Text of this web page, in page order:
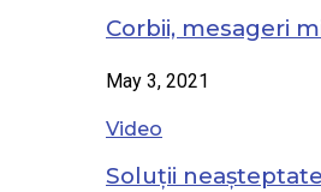
Corbii, mesageri
May 3, 2021
Video
Soluții